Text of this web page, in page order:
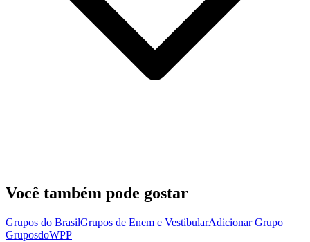
Você também pode gostar
Grupos do BrasilGrupos de Enem e VestibularAdicionar Grupo
GruposdoWPP